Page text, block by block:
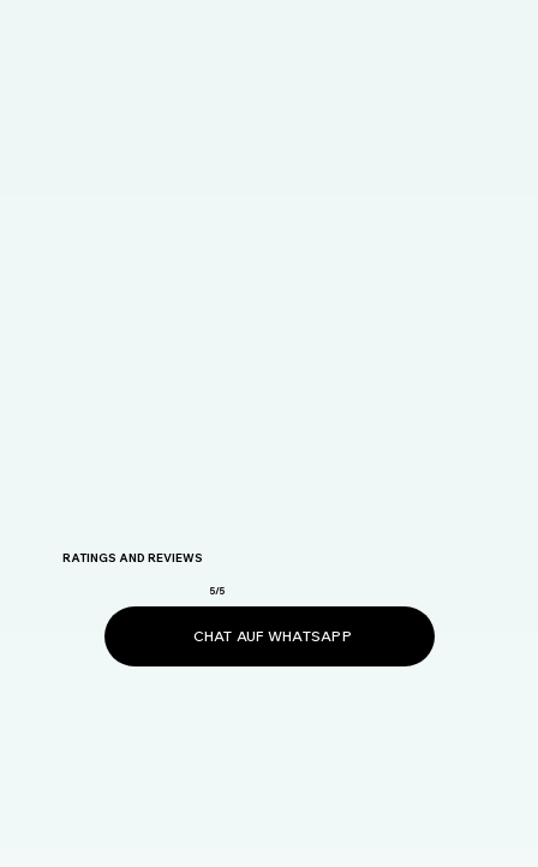
RATINGS AND REVIEWS
5/5
CHAT AUF WHATSAPP